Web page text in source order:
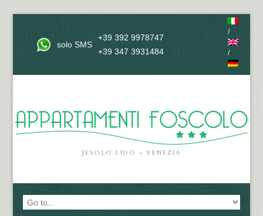
solo SMS
+39 392 9978747
+39 347 3931484
/
/
JESOLO LIDO – VENEZIA